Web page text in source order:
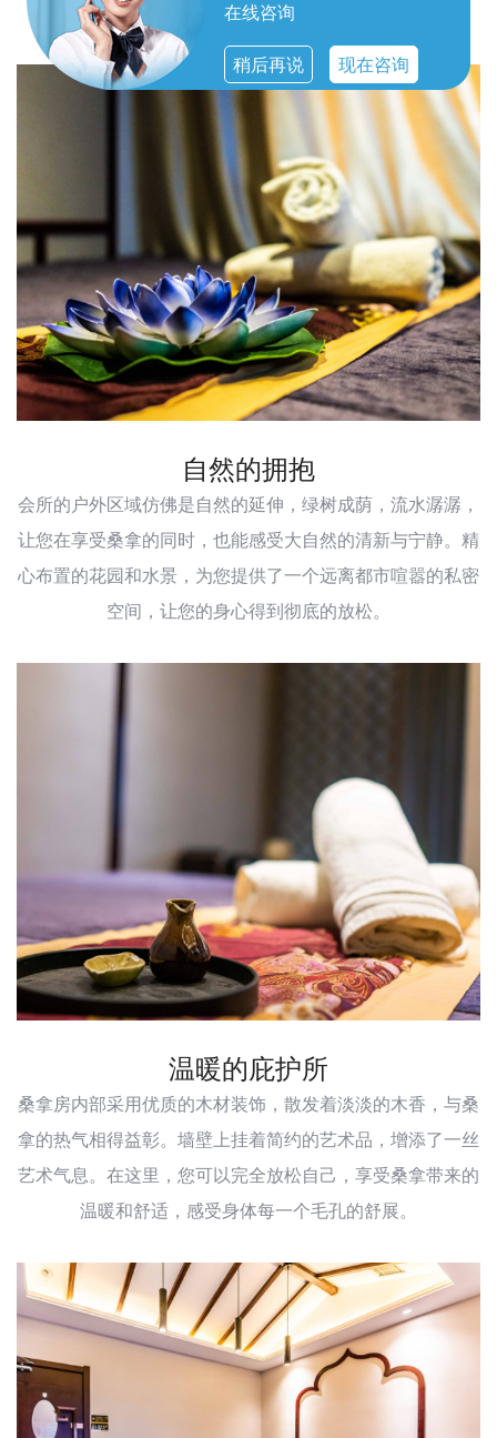
在线咨询
稍后再说 现在咨询
无一不体现出对顾客体验的重视。
自然的拥抱
会所的户外区域仿佛是自然的延伸，绿树成荫，流水潺潺，
让您在享受桑拿的同时，也能感受大自然的清新与宁静。精
心布置的花园和水景，为您提供了一个远离都市喧嚣的私密
空间，让您的身心得到彻底的放松。
温暖的庇护所
桑拿房内部采用优质的木材装饰，散发着淡淡的木香，与桑
拿的热气相得益彰。墙壁上挂着简约的艺术品，增添了一丝
艺术气息。在这里，您可以完全放松自己，享受桑拿带来的
温暖和舒适，感受身体每一个毛孔的舒展。